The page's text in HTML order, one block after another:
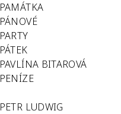
PAMÁTKA
PÁNOVÉ
PARTY
PÁTEK
PAVLÍNA BITAROVÁ
PENÍZE
PETR LUDWIG